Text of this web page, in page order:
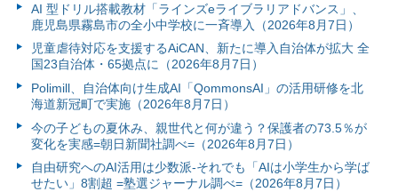
AI 型ドリル搭載教材「ラインズeライブラリアドバンス」、
鹿児島県霧島市の全小中学校に一斉導入（2026年8月7日）
児童虐待対応を支援するAiCAN、新たに導入自治体が拡大 全
国23自治体・65拠点に（2026年8月7日）
Polimill、自治体向け生成AI「QommonsAI」の活用研修を北
海道新冠町で実施（2026年8月7日）
今の子どもの夏休み、親世代と何が違う？保護者の73.5％が
変化を実感=朝日新聞社調べ=（2026年8月7日）
自由研究へのAI活用は少数派-それでも「AIは小学生から学ば
せたい」8割超 =塾選ジャーナル調べ=（2026年8月7日）